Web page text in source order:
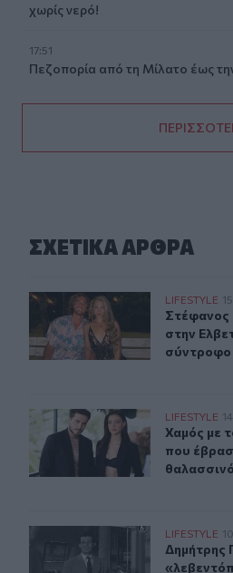
χωρίς νερό!
17:51
Πεζοπορία από τη Μίλατο έως
ΣΧΕΤΙΚA AΡΘΡΑ
Στέφανος Τσιτσιπάς:LIFESTYLE
Στέφανος
Στέφανος
στην
Χαμός με τον Μπρούκλιν
LIFESTYLE
Χαμός με
Χαμός με
που
Δημήτρης Παπαμιχαήλ: Το
LIFESTYLE
Δημήτρης
Δημήτρης